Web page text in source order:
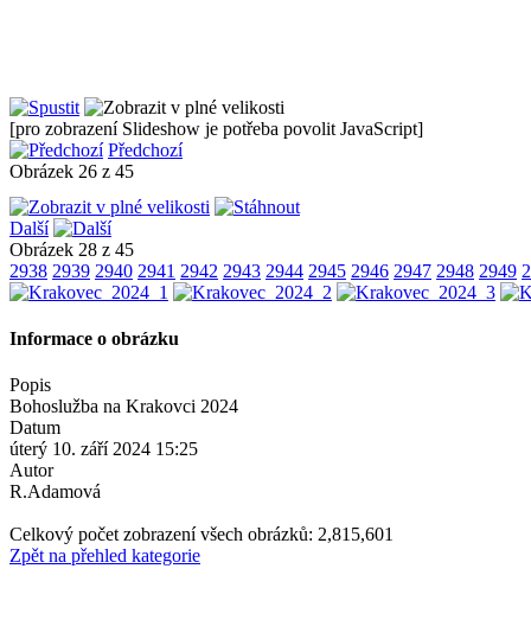
[pro zobrazení Slideshow je potřeba povolit JavaScript]
Předchozí
Obrázek 26 z 45
Další
Obrázek 28 z 45
2938 2939 2940 2941 2942 2943 2944 2945 2946 2947 2948 2949
Informace o obrázku
Popis
Bohoslužba na Krakovci 2024
Datum
úterý 10. září 2024 15:25
Autor
R.Adamová
Celkový počet zobrazení všech obrázků: 2,815,601
Zpět na přehled kategorie